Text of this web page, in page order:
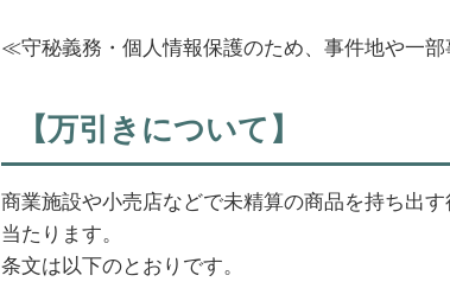
≪守秘義務・個人情報保護のため、事件地や一
【万引きについて】
商業施設や小売店などで未精算の商品を持ち出
当たります。
条文は以下のとおりです。